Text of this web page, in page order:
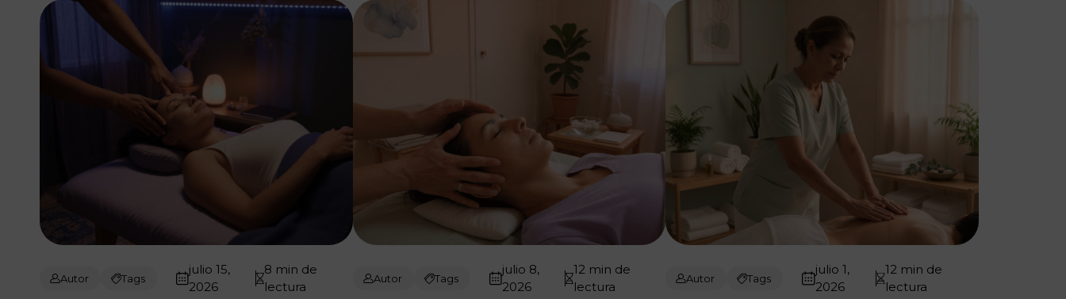
Autor Tags
julio 15,
2026
8 min de
lectura
Autor Tags
julio 8,
2026
12 min de
lectura
Autor Tags
julio 1,
2026
12 min de
lectura